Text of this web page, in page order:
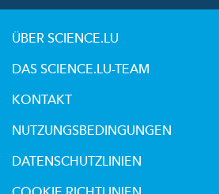
ÜBER SCIENCE.LU
DAS SCIENCE.LU-TEAM
KONTAKT
NUTZUNGSBEDINGUNGEN
DATENSCHUTZLINIEN